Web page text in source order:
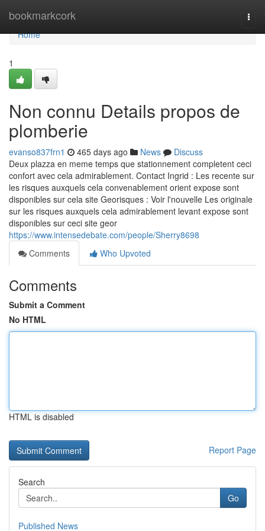
bookmarkcork
Home
Home
1
Non connu Details propos de
plomberie
evanso837frn1 465 days ago News
Discuss
Deux plazza en meme temps que stationnement completent ceci
confort avec cela admirablement. Contact Ingrid : Les recente sur
les risques auxquels cela convenablement orient expose sont
disponibles sur cela site Georisques : Voir l'nouvelle Les originale
sur les risques auxquels cela admirablement levant expose sont
disponibles sur ceci site geor
https://www.intensedebate.com/people/Sherry8698
Comments
Who Upvoted
Comments
Submit a Comment
No HTML
HTML is disabled
Report Page
Search
Go
Published News